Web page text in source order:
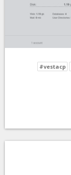
#vestacp